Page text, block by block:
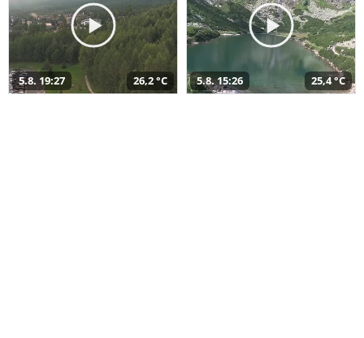
5.8. 19:27 26,2 °C 5.8. 15:26 25,4 °C